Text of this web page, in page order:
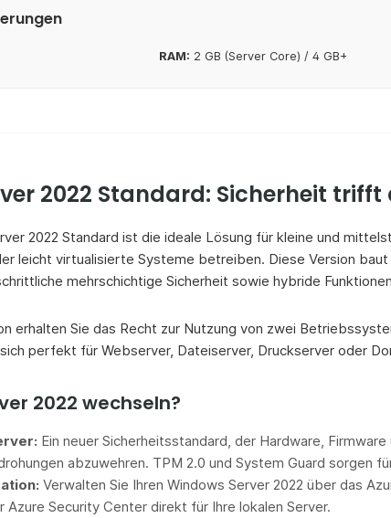
RAM: 2 GB (Server Core) / 4 GB+
2022 Standard: Sicherheit
2022 Standard ist die ideale Lösung für kleine und
leicht virtualisierte Systeme betreiben. Diese Version
mehrschichtige Sicherheit sowie hybride
erhalten Sie das Recht zur Nutzung von zwei
perfekt für Webserver, Dateiserver, Druckserver oder
2022 wechseln?
Ein neuer Sicherheitsstandard, der Hardware,
abzuwehren. TPM 2.0 und System Guard sorgen
Verwalten Sie Ihren Windows Server 2022 über das
Azure Security Center direkt für Ihre lokalen Server.